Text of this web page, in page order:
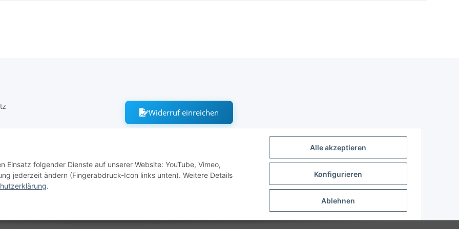
Alle akzeptieren
Konfigurieren
Ablehnen
Einsatz folgender Dienste auf unserer Website: YouTube, Vimeo,
jederzeit ändern (Fingerabdruck-Icon links unten). Weitere Details
.
Widerruf einreichen